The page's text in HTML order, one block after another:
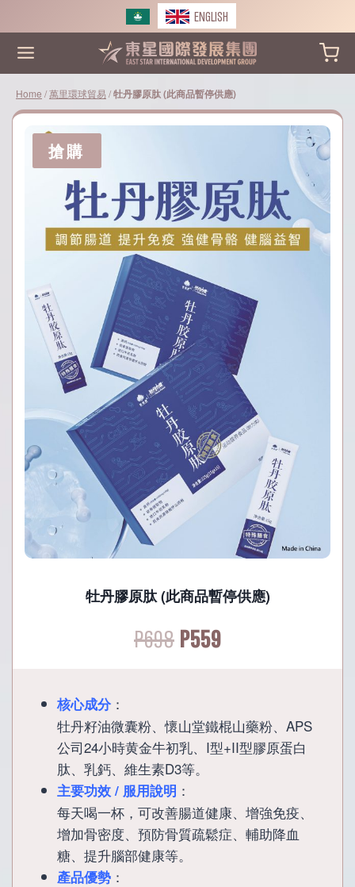
to
content
ENGLISH
Home /萬里環球貿易 /牡丹膠原肽 (此商品暫停供應)
搶購
牡丹膠原肽 (此商品暫停供應)
P698 Original
was:
P698.
P559Current
is:
P559.
核心成分：
牡丹籽油微囊粉、懷山堂鐵棍山藥粉、APS
公司24小時黄金牛初乳、I型+II型膠原蛋白
肽、乳鈣、維生素D3等。
主要功效 / 服用說明 ：
每天喝一杯，可改善腸道健康、增強免疫、
增加骨密度、預防骨質疏鬆症、輔助降血
糖、提升腦部健康等。
產品優勢：